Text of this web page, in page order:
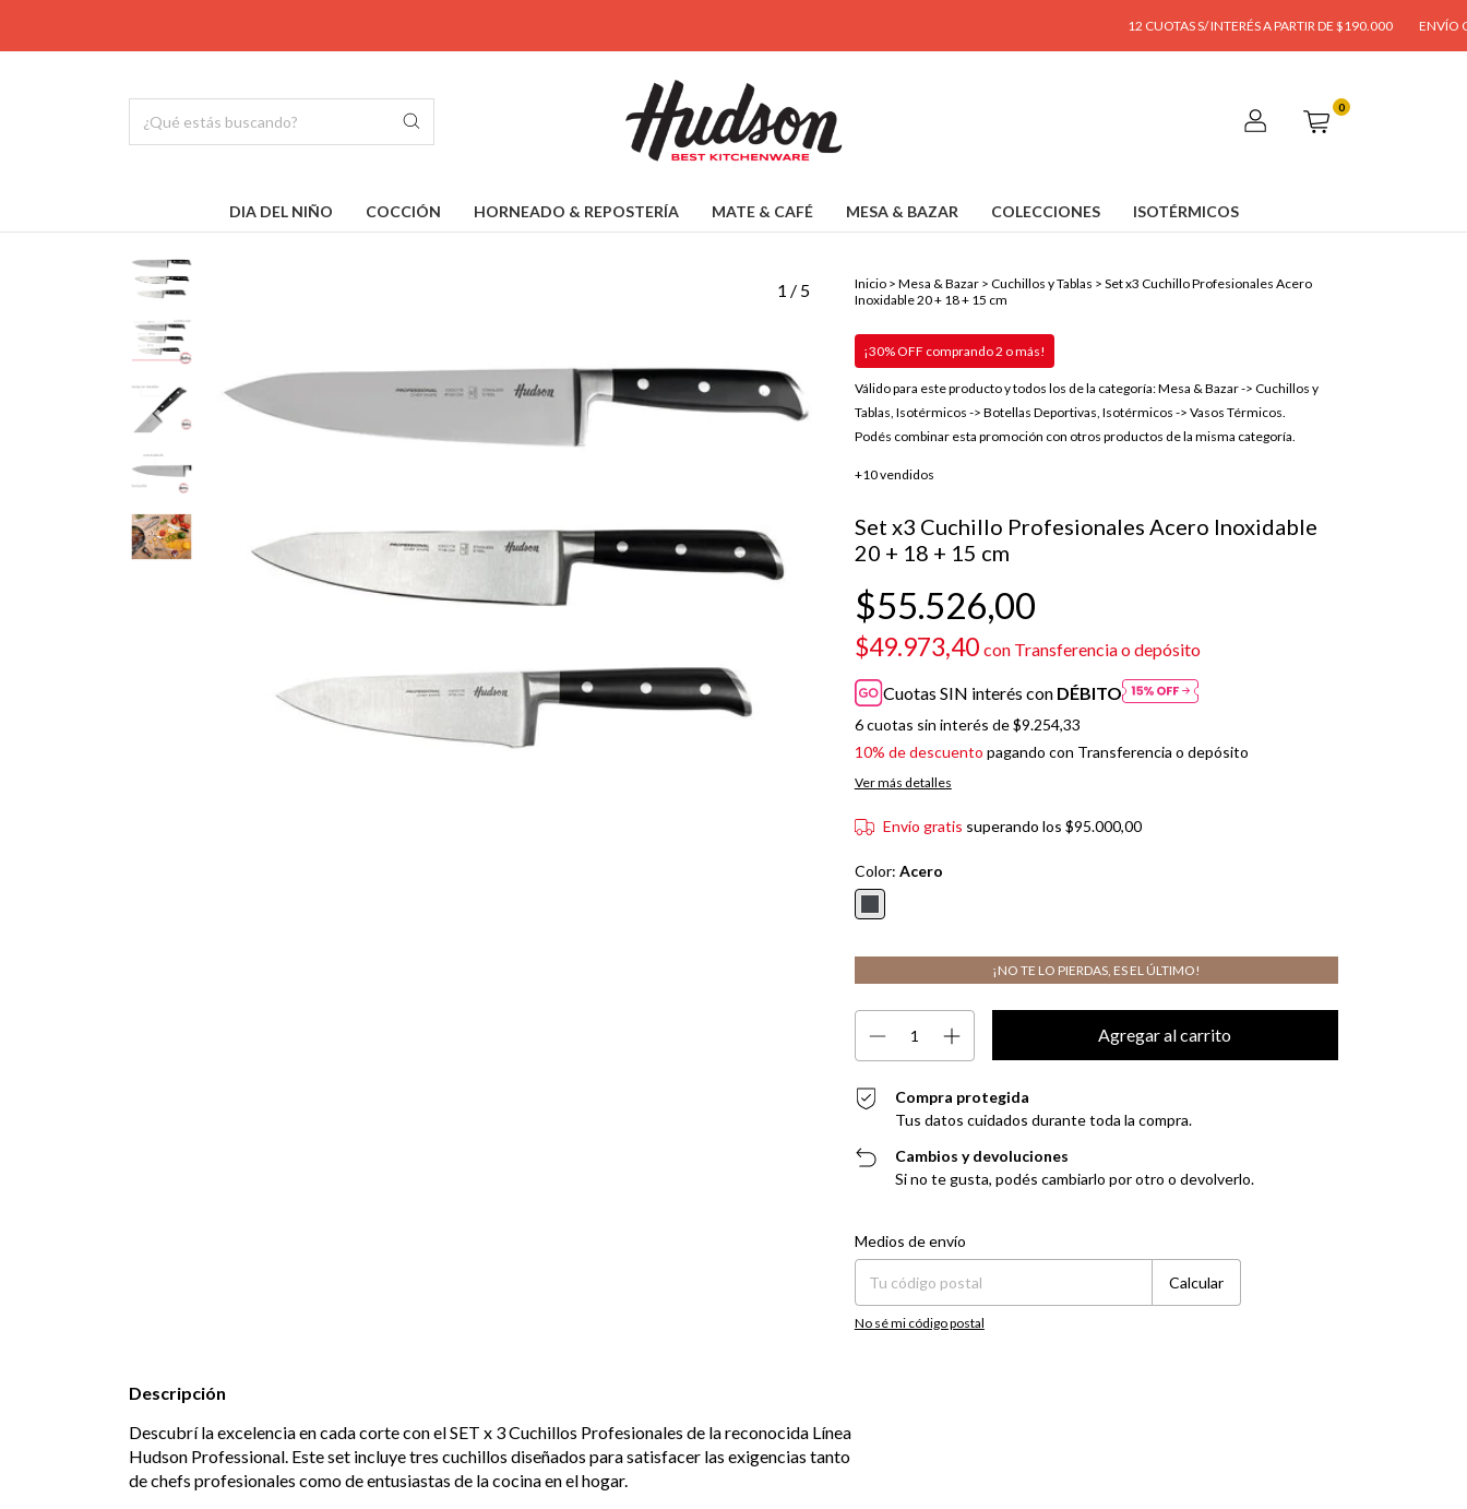
12 CUOTAS S/ INTERÉS A PARTIR DE $190.000 ENVÍO GRATIS A
0
DIA DEL NIÑO COCCIÓN HORNEADO & REPOSTERÍA MATE & CAFÉ MESA & BAZAR COLECCIONES ISOTÉRMICOS
1 / 5 Inicio > Mesa & Bazar > Cuchillos y Tablas > Set x3 Cuchillo Profesionales Acero
Inoxidable 20 + 18 + 15 cm
¡30% OFF comprando 2 o más!
Válido para este producto y todos los de la categoría: Mesa & Bazar -> Cuchillos y
Tablas, Isotérmicos -> Botellas Deportivas, Isotérmicos -> Vasos Térmicos.
Podés combinar esta promoción con otros productos de la misma categoría.
+10 vendidos
Set x3 Cuchillo Profesionales Acero Inoxidable
20 + 18 + 15 cm
$55.526,00
$49.973,40 con Transferencia o depósito
Cuotas SIN interés con DÉBITO
6cuotas sin interés de$9.254,33
10% de descuento pagando con Transferencia o depósito
Ver más detalles
Envío gratis superando los$95.000,00
Color: Acero
¡NO TE LO PIERDAS, ES EL ÚLTIMO!
Compra protegida
Tus datos cuidados durante toda la compra.
Cambios y devoluciones
Si no te gusta, podés cambiarlo por otro o devolverlo.
Entregas para el CP:
Medios de envío
Calcular
No sé mi código postal
Descripción
Descubrí la excelencia en cada corte con el SET x 3 Cuchillos Profesionales de la reconocida Línea
Hudson Professional. Este set incluye tres cuchillos diseñados para satisfacer las exigencias tanto
de chefs profesionales como de entusiastas de la cocina en el hogar.